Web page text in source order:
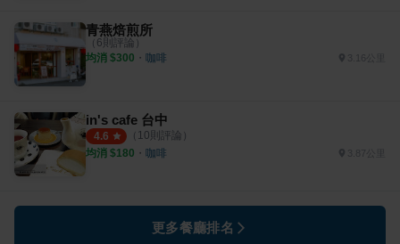
青燕焙煎所
（ 6則評論）
均消 $300 ・ 咖啡
in's cafe 台中
4.6 （ 10則評論）
均消 $180 ・ 咖啡
更多餐廳排名